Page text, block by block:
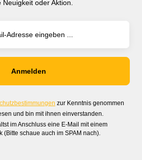
Neuigkeit oder Aktion.
zur Kenntnis genommen
und bin mit ihnen einverstanden.
im Anschluss eine E-Mail mit einem
(Bitte schaue auch im SPAM nach).